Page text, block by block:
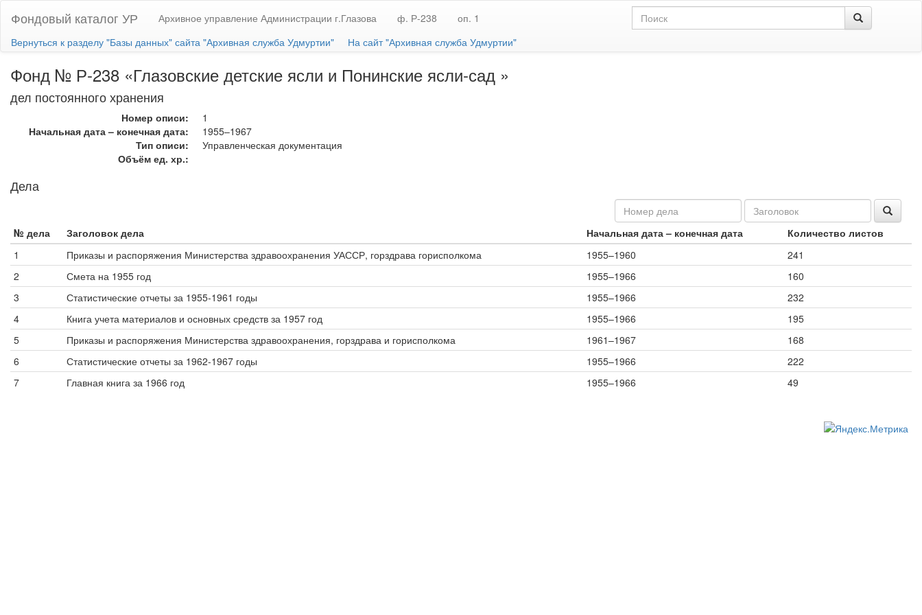
Фондовый каталог УР Архивное управление Администрации г.Глазова ф. Р-238
оп. 1
Вернуться к разделу "Базы данных" сайта "Архивная служба Удмуртии"
На сайт "Архивная служба Удмуртии"
Фонд № Р-238 «Глазовские детские ясли и Понинские ясли-сад »
дел постоянного хранения
Номер описи:
1
Начальная дата – конечная дата:
1955–1967
Тип описи:
Управленческая документация
Объём ед. хр.:
Дела
№ дела Заголовок дела Начальная дата – конечная дата
Количество листов
1
Приказы и распоряжения Министерства здравоохранения УАССР, горздрава горисполкома 1955–1960
241
2
Смета на 1955 год 1955–1966
160
3
Статистические отчеты за 1955-1961 годы 1955–1966
232
4
Книга учета материалов и основных средств за 1957 год 1955–1966
195
5
Приказы и распоряжения Министерства здравоохранения, горздрава и горисполкома 1961–1967
168
6
Статистические отчеты за 1962-1967 годы 1955–1966
222
7
Главная книга за 1966 год 1955–1966 49